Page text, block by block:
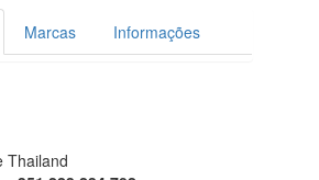
Marcas Informações
Thailand